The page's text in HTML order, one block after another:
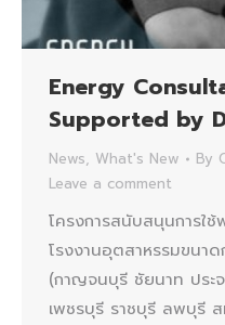
Energy
Supported by
News, What's New By
Leave a comment
โครงการสนับสนุนการใ
โรงงานอุตสาหรรมขนา
(กาญจนบุรี ชัยนาท ประ
เพชรบุรี ราชบุรี ลพบุรี